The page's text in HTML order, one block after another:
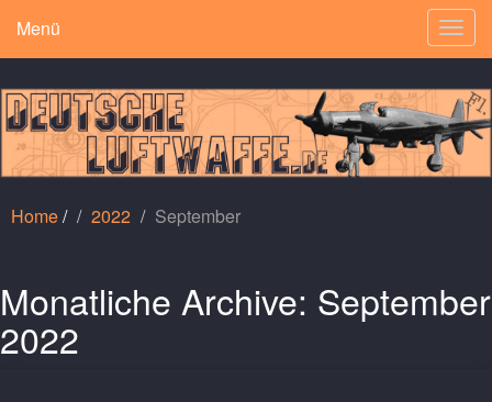
Menü
Home/ 2022 September
Monatliche Archive: September
2022